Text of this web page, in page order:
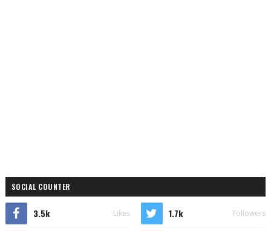
SOCIAL COUNTER
3.5k Likes 1.7k Followers